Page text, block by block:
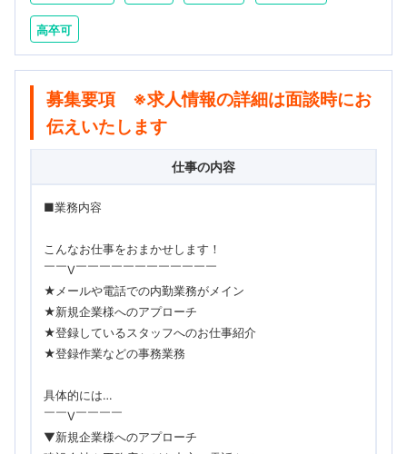
高卒可
募集要項 ※求人情報の詳細は面談時にお
伝えいたします
仕事の内容
■業務内容
こんなお仕事をおまかせします！
￣￣V￣￣￣￣￣￣￣￣￣￣￣￣
★メールや電話での内勤業務がメイン
★新規企業様へのアプローチ
★登録しているスタッフへのお仕事紹介
★登録作業などの事務業務
具体的には…
￣￣V￣￣￣￣
▼新規企業様へのアプローチ